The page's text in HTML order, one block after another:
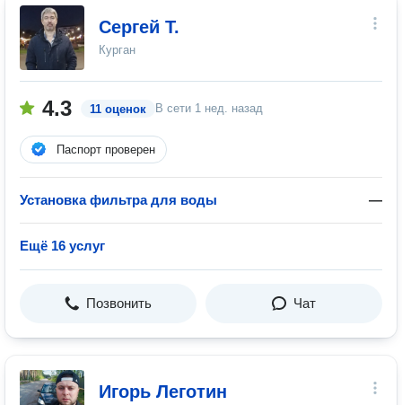
Сергей Т.
Курган
4.3 11 оценок В сети 1 нед. назад
Паспорт проверен
Установка фильтра для воды —
Ещё 16 услуг
Позвонить Чат
Игорь Леготин